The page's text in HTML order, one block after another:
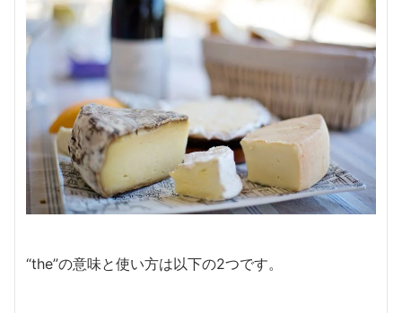
“the”の意味と使い方は以下の2つです。